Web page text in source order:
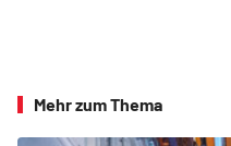
Mehr zum Thema